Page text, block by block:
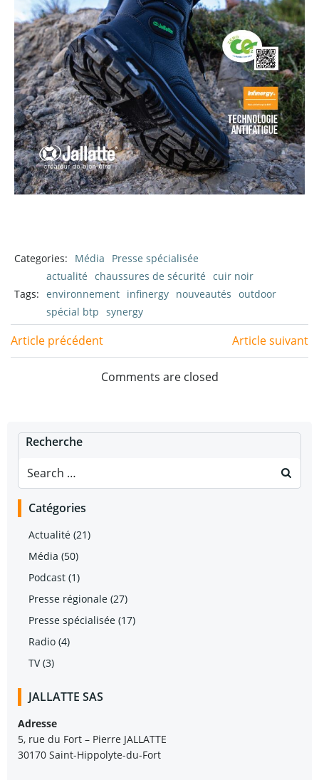
Categories: Média Presse spécialisée
Tags:
actualité chaussures de sécurité cuir noir
environnement infinergy nouveautés outdoor
spécial btp synergy
Post
navigation
Article précédent
navigation
Article suivant
Comments are closed
Recherche
Search
for:
Catégories
Actualité (21)
Média (50)
Podcast (1)
Presse régionale (27)
Presse spécialisée (17)
Radio (4)
TV(3)
JALLATTE SAS
Adresse
5, rue du Fort – Pierre JALLATTE
30170 Saint-Hippolyte-du-Fort